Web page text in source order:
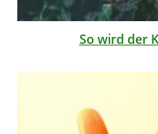
So wird der